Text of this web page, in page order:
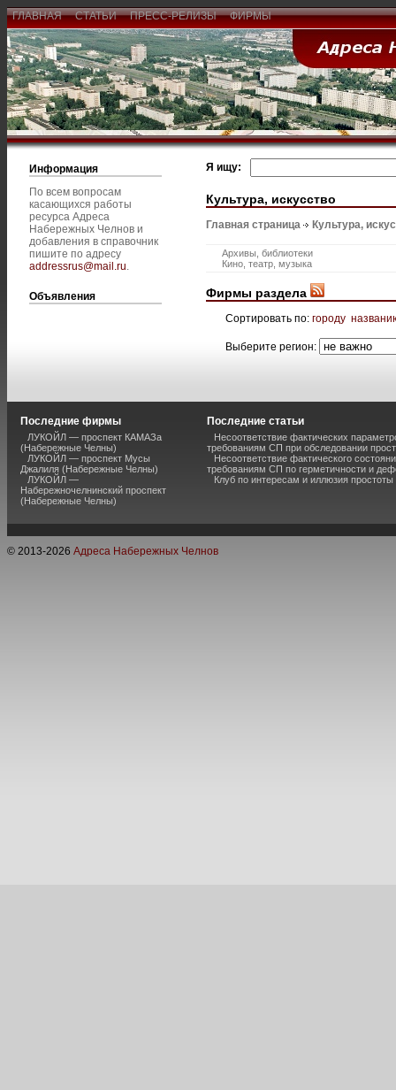
ГЛАВНАЯ СТАТЬИ ПРЕСС-РЕЛИЗЫ ФИРМЫ
Информация
По всем вопросам
касающихся работы
ресурса Адреса
Набережных Челнов и
добавления в справочник
пишите по адресу
addressrus@mail.ru.
Объявления
Я ищу:
Культура, искусство
Главная страница Культура,
Архивы, библиотеки
Кино, театр, музыка
Фирмы раздела
Сортировать по: городу
Выберите регион:
Последние фирмы
ЛУКОЙЛ — проспект КАМАЗа
(Набережные Челны)
ЛУКОЙЛ — проспект Мусы
Джалиля (Набережные Челны)
ЛУКОЙЛ —
Набережночелнинский проспект
(Набережные Челны)
Последние статьи
Несоответствие фактических
требованиям СП при обследовании
Несоответствие фактического
требованиям СП по герметичности и
Клуб по интересам и иллюзия простоты
© 2013-2026 Адреса Набережных Челнов